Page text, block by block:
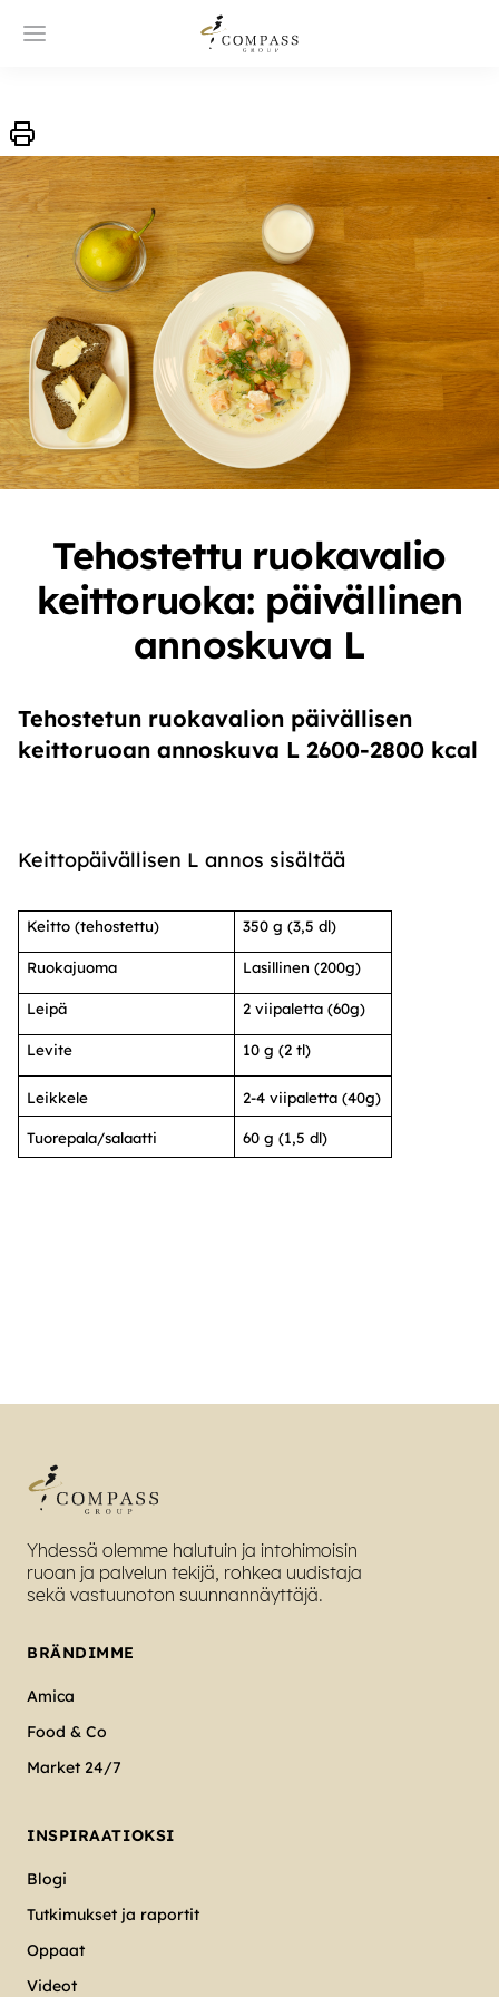
Tehostettu ruokavalio
keittoruoka: päivällinen
annoskuva L
Tehostetun ruokavalion päivällisen
keittoruoan annoskuva L 2600-2800 kcal
Keittopäivällisen L annos sisältää
Keitto (tehostettu) 350 g (3,5 dl)
Ruokajuoma Lasillinen (200g)
Leipä 2 viipaletta (60g)
Levite 10 g (2 tl)
Leikkele 2-4 viipaletta (40g)
Tuorepala/salaatti 60 g (1,5 dl)
Yhdessä olemme halutuin ja intohimoisin
ruoan ja palvelun tekijä, rohkea uudistaja
sekä vastuunoton suunnannäyttäjä.
BRÄNDIMME
Amica
Food & Co
Market 24/7
INSPIRAATIOKSI
Blogi
Tutkimukset ja raportit
Oppaat
Videot